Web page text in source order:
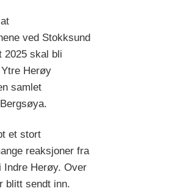
ved Stokksund
2025 skal bli
Herøy
samlet
et stort
reaksjoner fra
Indre Herøy. Over
blitt sendt inn.